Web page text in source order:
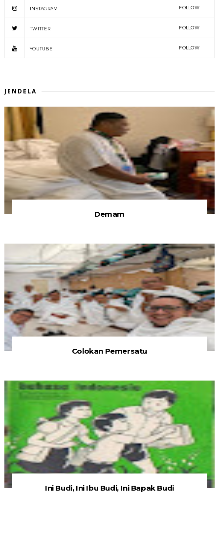
INSTAGRAM FOLLOW
TWITTER FOLLOW
YOUTUBE FOLLOW
JENDELA
Demam
Colokan Pemersatu
Ini Budi, Ini Ibu Budi, Ini Bapak Budi